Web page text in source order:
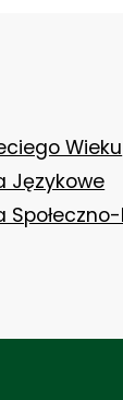
Wieku
Językowe